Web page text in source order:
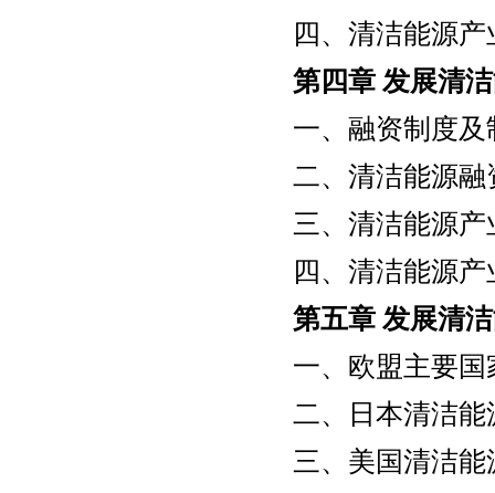
四、清洁能源
第四章 发展清
一、融资制度
二、清洁能源
三、清洁能源
四、清洁能源
第五章 发展清
一、欧盟主要
二、日本清洁
三、美国清洁